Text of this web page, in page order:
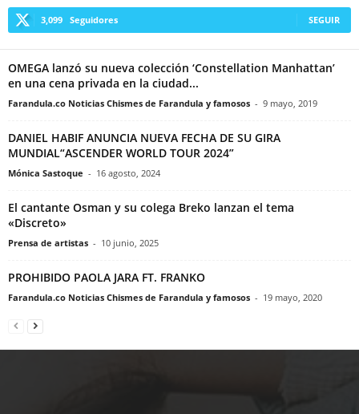
3,099 Seguidores SEGUIR
OMEGA lanzó su nueva colección ‘Constellation Manhattan’
en una cena privada en la ciudad...
Farandula.co Noticias Chismes de Farandula y famosos - 9 mayo, 2019
DANIEL HABIF ANUNCIA NUEVA FECHA DE SU GIRA
MUNDIAL“ASCENDER WORLD TOUR 2024”
Mónica Sastoque - 16 agosto, 2024
El cantante Osman y su colega Breko lanzan el tema
«Discreto»
Prensa de artistas - 10 junio, 2025
PROHIBIDO PAOLA JARA FT. FRANKO
Farandula.co Noticias Chismes de Farandula y famosos - 19 mayo, 2020